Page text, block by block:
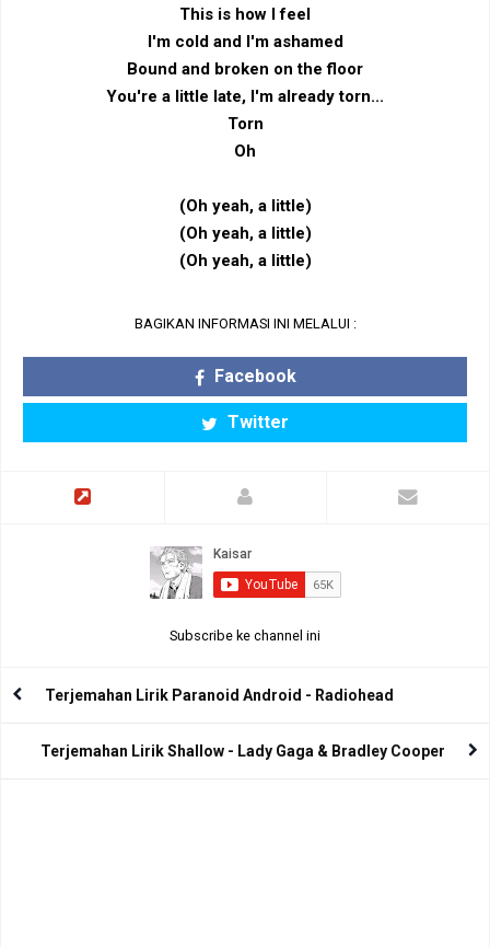
This is how I feel
I'm cold and I'm ashamed
Bound and broken on the floor
You're a little late, I'm already torn...
Torn
Oh
(Oh yeah, a little)
(Oh yeah, a little)
(Oh yeah, a little)
BAGIKAN INFORMASI INI MELALUI :
Facebook
Twitter
Subscribe ke channel ini
Terjemahan Lirik Paranoid Android - Radiohead
Terjemahan Lirik Shallow - Lady Gaga & Bradley Cooper